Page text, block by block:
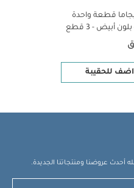
قطعة واحدة
أبيض - 3 قطع
اضف للحقيبة
أحدث عروضنا ومنتجاتنا الجديدة.